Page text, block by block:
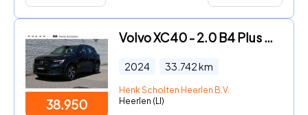
38.950
Volvo XC40 - 2.0 B4 Plus Dark | Achteropkomend verkeer waarschuwing | App
2024 33.742km
Henk Scholten Heerlen B.V.
Heerlen (LI)